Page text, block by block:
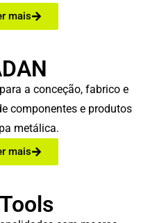
mais
a conceção, fabrico e
componentes e produtos
metálica.
mais